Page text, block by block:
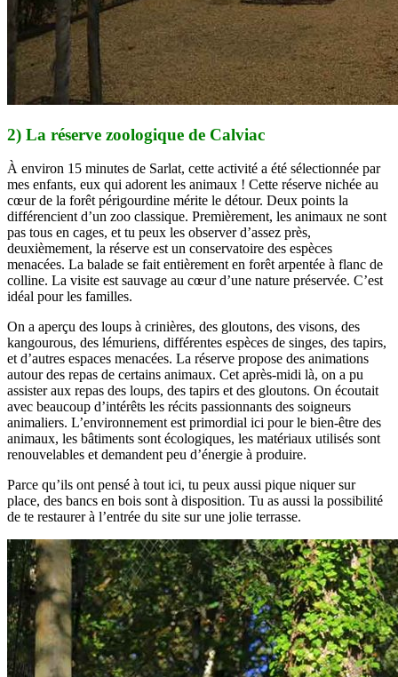
2) La réserve zoologique de Calviac
À environ 15 minutes de Sarlat, cette activité a été sélectionnée par
mes enfants, eux qui adorent les animaux ! Cette réserve nichée au
cœur de la forêt périgourdine mérite le détour. Deux points la
différencient d’un zoo classique. Premièrement, les animaux ne sont
pas tous en cages, et tu peux les observer d’assez près,
deuxièmement, la réserve est un conservatoire des espèces
menacées. La balade se fait entièrement en forêt arpentée à flanc de
colline. La visite est sauvage au cœur d’une nature préservée. C’est
idéal pour les familles.
On a aperçu des loups à crinières, des gloutons, des visons, des
kangourous, des lémuriens, différentes espèces de singes, des tapirs,
et d’autres espaces menacées. La réserve propose des animations
autour des repas de certains animaux. Cet après-midi là, on a pu
assister aux repas des loups, des tapirs et des gloutons. On écoutait
avec beaucoup d’intérêts les récits passionnants des soigneurs
animaliers. L’environnement est primordial ici pour le bien-être des
animaux, les bâtiments sont écologiques, les matériaux utilisés sont
renouvelables et demandent peu d’énergie à produire.
Parce qu’ils ont pensé à tout ici, tu peux aussi pique niquer sur
place, des bancs en bois sont à disposition. Tu as aussi la possibilité
de te restaurer à l’entrée du site sur une jolie terrasse.